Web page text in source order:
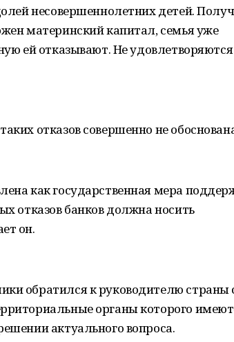
несовершеннолетних детей.
материнский капитал, семья уже
ей отказывают. Не
отказов совершенно не
как государственная мера
отказов банков должна носить
он.
обратился к руководителю страны
органы которого
актуального вопроса.